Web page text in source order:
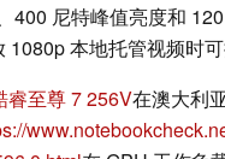
400 尼特峰值亮度和
本地托管视频时可
睿至尊 7 256V在澳大利